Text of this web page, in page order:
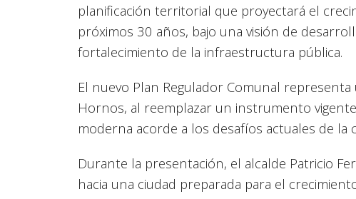
planificación territorial que proyectará el
próximos 30 años, bajo una visión de
fortalecimiento de la infraestructura pública.
El nuevo Plan Regulador Comunal
Hornos, al reemplazar un instrumento
moderna acorde a los desafíos actuales de la
Durante la presentación, el alcalde Patricio
hacia una ciudad preparada para el